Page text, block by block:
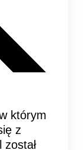
którym
z